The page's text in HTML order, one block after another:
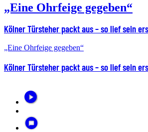
„Eine Ohrfeige gegeben“
Kölner Türsteher packt aus – so lief sein
„Eine Ohrfeige gegeben“
Kölner Türsteher packt aus – so lief sein